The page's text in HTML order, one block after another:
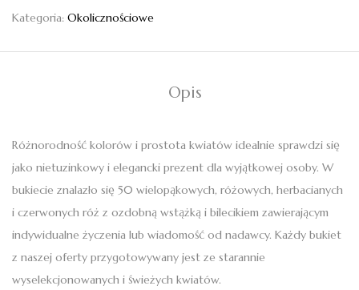
Kategoria: Okolicznościowe
Opis
Różnorodność kolorów i prostota kwiatów idealnie sprawdzi się
jako nietuzinkowy i elegancki prezent dla wyjątkowej osoby. W
bukiecie znalazło się 50 wielopąkowych, różowych, herbacianych
i czerwonych róż z ozdobną wstążką i bilecikiem zawierającym
indywidualne życzenia lub wiadomość od nadawcy. Każdy bukiet
z naszej oferty przygotowywany jest ze starannie
wyselekcjonowanych i świeżych kwiatów.